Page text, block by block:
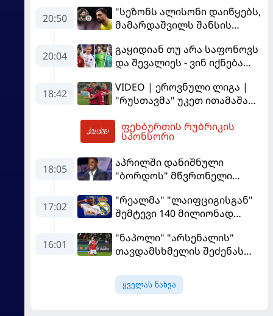
20:50
"სეზონს ალისონი დაიწყებს,
მამარდაშვილს შანსის
მოთმინება სჭირდება,
რომელსაც 100%-ით
"ლივერპულის" ყოფილმა
მეკარემ
20:04
გაყიდიან თუ არა საფონოვს
და შევალიეს - ვინ იქნება
18:42
VIDEO | ეროვნული ლიგა |
"რუსთავმა" უკეთ ითამაშა
მოიგო, "ტორპედომ" გვიან
გაიღვიძა...
ფეხბურთის რუბრიკის
სპონსორი
18:05
აპრილში დანიშნული
"ბორდოს" მწვრთნელი
17:02
"რეალმა" "ლაიფციგისგან"
შემტევი 140 მილიონად
16:01
"ნაპოლი" "არსენალის"
თავდამსხმელის შეძენას
ყველას ნახვა